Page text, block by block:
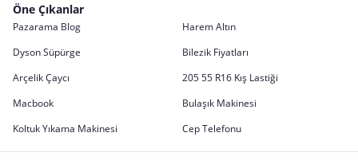
Öne Çıkanlar
Pazarama Blog
Harem Altın
Dyson Süpürge
Bilezik Fiyatları
Arçelik Çaycı
205 55 R16 Kış Lastiği
Macbook
Bulaşık Makinesi
Koltuk Yıkama Makinesi
Cep Telefonu